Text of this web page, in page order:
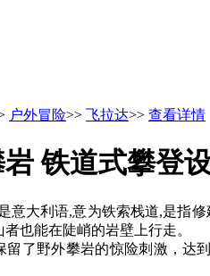
户外冒险>> 飞拉达>> 查看详情
铁道式攀登
意大利语,意为铁索栈道,是指
也能在陡峭的岩壁上行走。
留了野外攀岩的惊险刺激，达